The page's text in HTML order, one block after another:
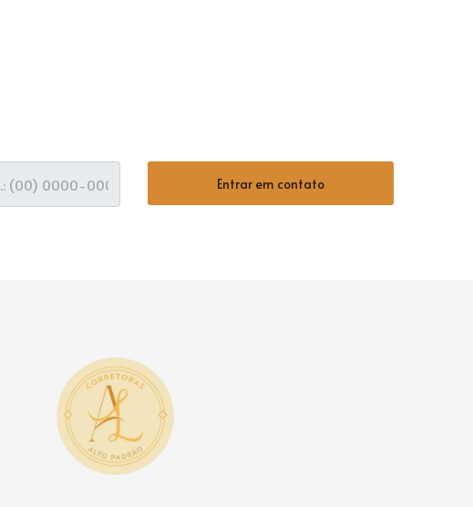
Entrar em contato
Página inicial